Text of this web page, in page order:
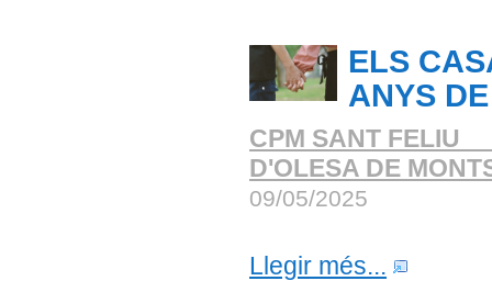
ELS
ANYS
CPM SANT FELIU
D'OLESA DE
09/05/2025
Llegir més...